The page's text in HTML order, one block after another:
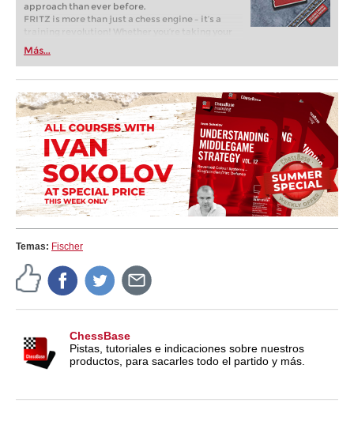
approach than ever before.
FRITZ is more than just a chess engine – it’s a
training revolution! Whether you’re taking your
first steps into the world of club chess, or already
playing at a tournament level: with FRITZ, you can
train more efficiently, intelligently and with a
more personalised approach than ever before.
Más...
Temas: Fischer
ChessBase
Pistas, tutoriales e indicaciones sobre nuestros
productos, para sacarles todo el partido y más.